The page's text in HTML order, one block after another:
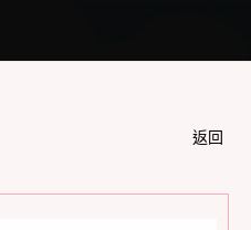
返回